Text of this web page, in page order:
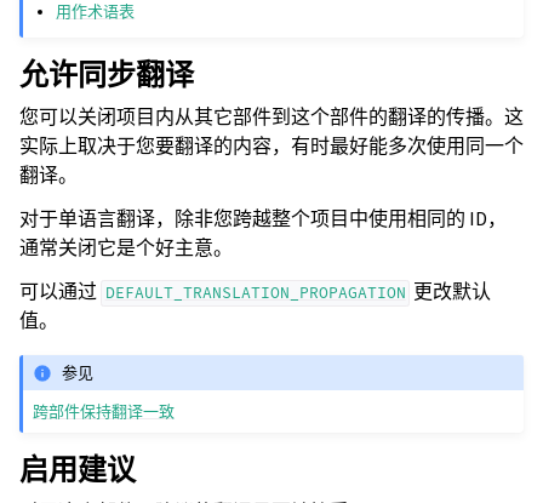
用作术语表
允许同步翻译
您可以关闭项目内从其它部件到这个部件的翻译的传播。这
实际上取决于您要翻译的内容，有时最好能多次使用同一个
翻译。
对于单语言翻译，除非您跨越整个项目中使用相同的 ID，
通常关闭它是个好主意。
可以通过 DEFAULT_TRANSLATION_PROPAGATION 更改默认
值。
参见
跨部件保持翻译一致
启用建议